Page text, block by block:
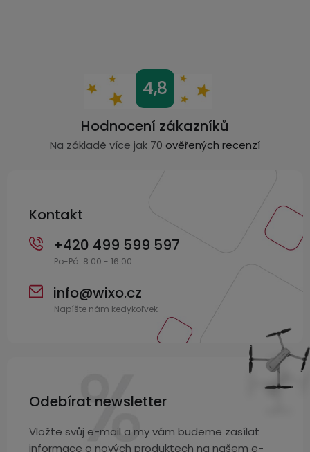
4,8
Hodnocení zákazníků
Na základě více jak 70 ověřených recenzí
Kontakt
info@wixo.cz
+420 499 599 597
Odebírat newsletter
Vložte svůj e-mail a my vám budeme zasílat
informace o nových produktech na našem e-